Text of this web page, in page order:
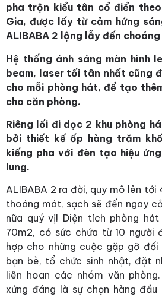
pha trộn kiểu tân cổ điển
Gia, được lấy từ cảm hứng
ALIBABA 2 lộng lẫy đến
Hệ thống ánh sáng màn hình
beam, laser tối tân nhất cũng
cho mỗi phòng hát, để tạo
cho căn phòng.
Riêng lối đi dọc 2 khu phòng
bởi thiết kế ốp hàng trăm
kiếng pha với đèn tạo hiệu
lung.
ALIBABA 2 ra đời, quy mô lên tới
thoáng mát, sạch sẽ đến ngay
nữa quý vị! Diện tích phòng
70m2, có sức chứa từ 10 người
hợp cho những cuộc gặp gỡ
bạn bè, tổ chức sinh nhật, đặt
liên hoan các nhóm văn
xứng đáng là sự chọn hàng